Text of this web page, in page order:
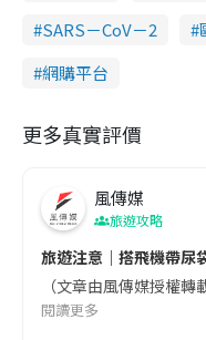
SARS－CoV－2
網購平台
更多真實評價
風傳媒
旅遊攻略
旅遊注意｜搭飛機帶尿
（文章由風傳媒授權
閱讀更多